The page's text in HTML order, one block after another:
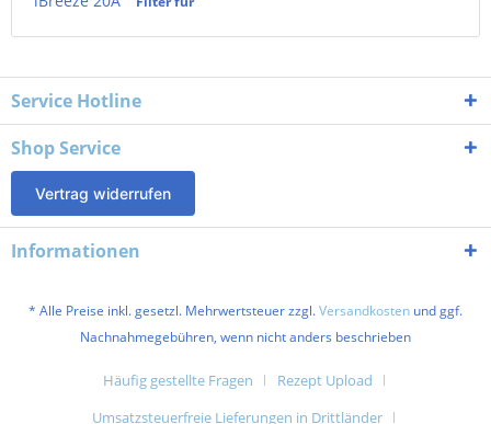
Service Hotline
Shop Service
Vertrag widerrufen
Informationen
* Alle Preise inkl. gesetzl. Mehrwertsteuer zzgl.Versandkosten und ggf.
Nachnahmegebühren, wenn nicht anders beschrieben
Häufig gestellte Fragen
Rezept Upload
Umsatzsteuerfreie Lieferungen in Drittländer